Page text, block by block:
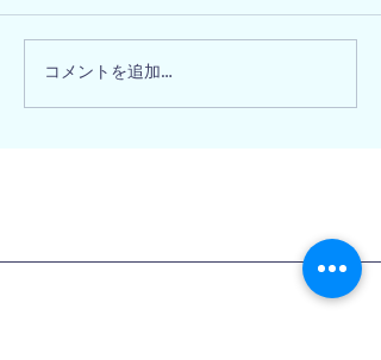
和歌山県海南市 Y様邸
コメントを追加…